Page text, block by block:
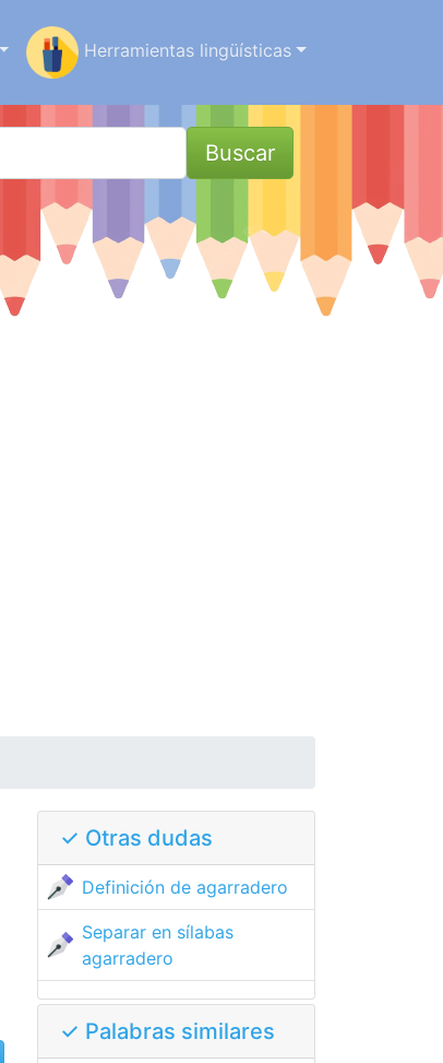
Herramientas lingüísticas
Buscar
✓ Otras dudas
Definición de agarradero
Separar en sílabas
agarradero
✓ Palabras similares